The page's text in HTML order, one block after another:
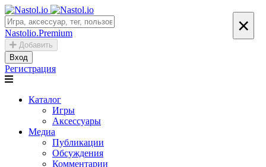
Nastolio.Premium
Добавить
Вход
Регистрация
Каталог
Игры
Аксессуары
Медиа
Публикации
Обсуждения
Комментарии
×